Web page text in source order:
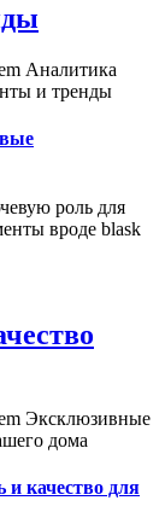
Аналитика
и тренды
роль для
вроде blask
Эксклюзивные
дома
качество для